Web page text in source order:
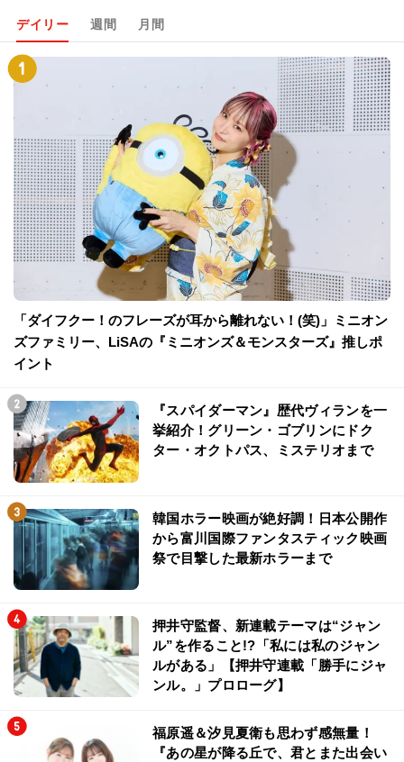
デイリー 週間 月間
「ダイフクー！のフレーズが耳から離れない！(笑)」ミニオン
ズファミリー、LiSAの『ミニオンズ＆モンスターズ』推しポ
イント
『スパイダーマン』歴代ヴィランを一
挙紹介！グリーン・ゴブリンにドク
ター・オクトパス、ミステリオまで
韓国ホラー映画が絶好調！日本公開作
から富川国際ファンタスティック映画
祭で目撃した最新ホラーまで
押井守監督、新連載テーマは“ジャン
ル”を作ること!?「私には私のジャン
ルがある」【押井守連載「勝手にジャ
ンル。」プロローグ】
福原遥＆汐見夏衛も思わず感無量！
『あの星が降る丘で、君とまた出会い